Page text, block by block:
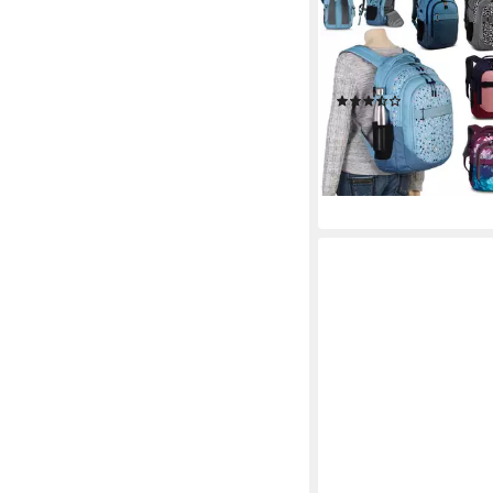
EBAXX
Schulrucksack Groß
Schulranzen Tasche
Jungen
(3)
49,90 €
lieferbar - in 2-3